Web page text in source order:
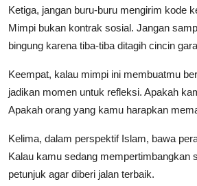
Ketiga, jangan buru-buru mengirim kode
Mimpi bukan kontrak sosial. Jangan
bingung karena tiba-tiba ditagih cincin
Keempat, kalau mimpi ini membuatmu
jadikan momen untuk refleksi. Apakah
Apakah orang yang kamu harapkan
Kelima, dalam perspektif Islam, bawa
Kalau kamu sedang mempertimbangkan
petunjuk agar diberi jalan terbaik.